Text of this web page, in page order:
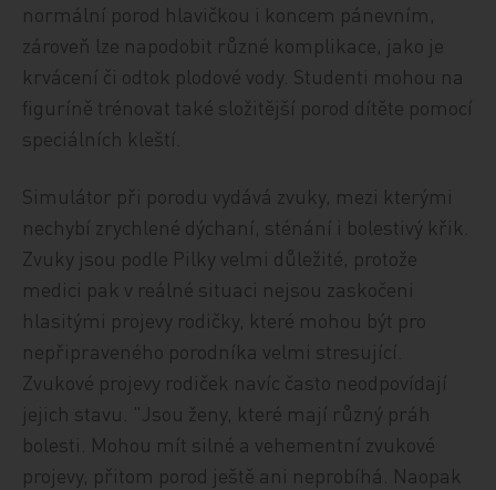
normální porod hlavičkou i koncem pánevním,
zároveň lze napodobit různé komplikace, jako je
krvácení či odtok plodové vody. Studenti mohou na
figuríně trénovat také složitější porod dítěte pomocí
speciálních kleští.
Simulátor při porodu vydává zvuky, mezi kterými
nechybí zrychlené dýchaní, sténání i bolestivý křik.
Zvuky jsou podle Pilky velmi důležité, protože
medici pak v reálné situaci nejsou zaskočeni
hlasitými projevy rodičky, které mohou být pro
nepřipraveného porodníka velmi stresující.
Zvukové projevy rodiček navíc často neodpovídají
jejich stavu. "Jsou ženy, které mají různý práh
bolesti. Mohou mít silné a vehementní zvukové
projevy, přitom porod ještě ani neprobíhá. Naopak